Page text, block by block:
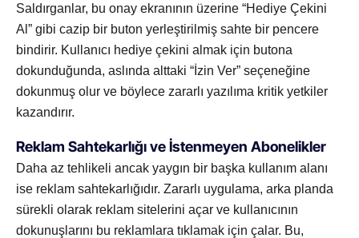
Saldırganlar, bu onay ekranının üzerine “Hediye Çekini
Al” gibi cazip bir buton yerleştirilmiş sahte bir pencere
bindirir. Kullanıcı hediye çekini almak için butona
dokunduğunda, aslında alttaki “İzin Ver” seçeneğine
dokunmuş olur ve böylece zararlı yazılıma kritik yetkiler
kazandırır.
Reklam Sahtekarlığı ve İstenmeyen Abonelikler
Daha az tehlikeli ancak yaygın bir başka kullanım alanı
ise reklam sahtekarlığıdır. Zararlı uygulama, arka planda
sürekli olarak reklam sitelerini açar ve kullanıcının
dokunuşlarını bu reklamlara tıklamak için çalar. Bu,